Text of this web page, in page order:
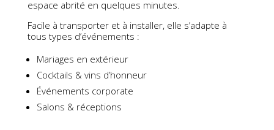
espace abrité en quelques minutes.
Facile à transporter et à installer, elle s’adapte à
tous types d’événements :
Mariages en extérieur
Cocktails & vins d’honneur
Événements corporate
Salons & réceptions